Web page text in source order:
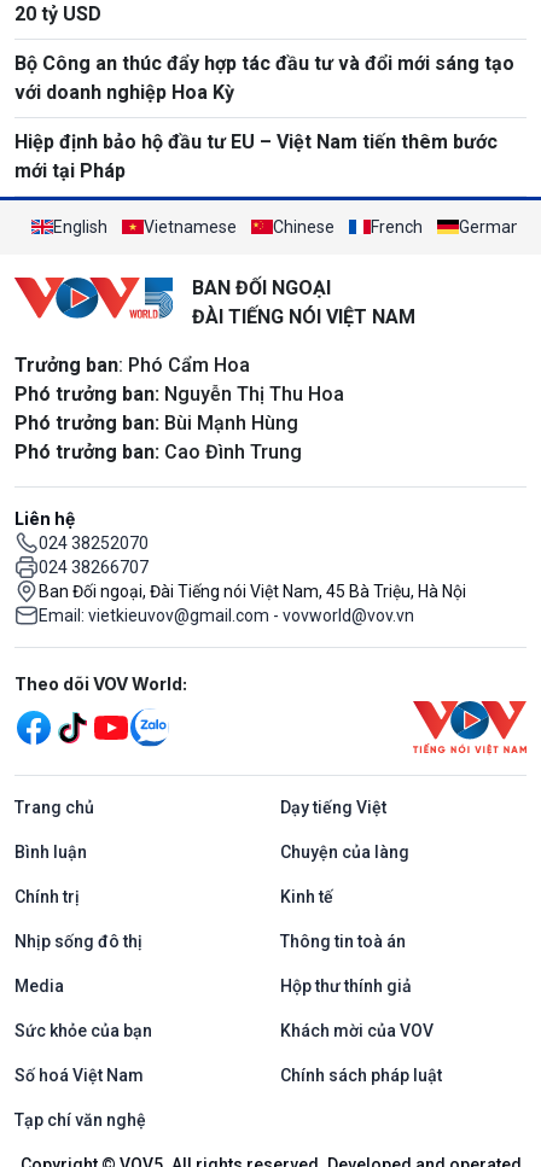
20 tỷ USD
Bộ Công an thúc đẩy hợp tác đầu tư và đổi mới sáng tạo
với doanh nghiệp Hoa Kỳ
Hiệp định bảo hộ đầu tư EU – Việt Nam tiến thêm bước
mới tại Pháp
English Vietnamese Chinese French German
BAN ĐỐI NGOẠI
ĐÀI TIẾNG NÓI VIỆT NAM
Trưởng ban: Phó Cẩm Hoa
Phó trưởng ban: Nguyễn Thị Thu Hoa
Phó trưởng ban: Bùi Mạnh Hùng
Phó trưởng ban: Cao Đình Trung
Liên hệ
024 38252070
024 38266707
Ban Đối ngoại, Đài Tiếng nói Việt Nam, 45 Bà Triệu, Hà Nội
Email: vietkieuvov@gmail.com - vovworld@vov.vn
Mạng xã hội
Theo dõi VOV World:
Trang chủ Dạy tiếng Việt
Bình luận Chuyện của làng
Chính trị Kinh tế
Nhịp sống đô thị Thông tin toà án
Media Hộp thư thính giả
Sức khỏe của bạn Khách mời của VOV
Số hoá Việt Nam Chính sách pháp luật
Tạp chí văn nghệ